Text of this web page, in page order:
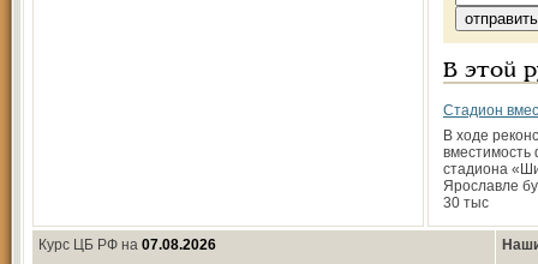
В этой
Cтадион
В ходе
вместимость
стадиона
Ярославле
30 тыс
Курс ЦБ РФ на 07.08.2026